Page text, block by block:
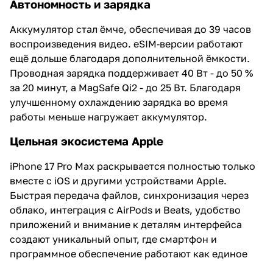
Автономность и зарядка
Аккумулятор стал ёмче, обеспечивая до 39 часов
воспроизведения видео. eSIM‑версии работают
ещё дольше благодаря дополнительной ёмкости.
Проводная зарядка поддерживает 40 Вт - до 50 %
за 20 минут, а MagSafe Qi2 - до 25 Вт. Благодаря
улучшенному охлаждению зарядка во время
работы меньше нагружает аккумулятор.
Цельная экосистема Apple
iPhone 17 Pro Max раскрывается полностью только
вместе с iOS и другими устройствами Apple.
Быстрая передача файлов, синхронизация через
облако, интеграция с AirPods и Beats, удобство
приложений и внимание к деталям интерфейса
создают уникальный опыт, где смартфон и
программное обеспечение работают как единое